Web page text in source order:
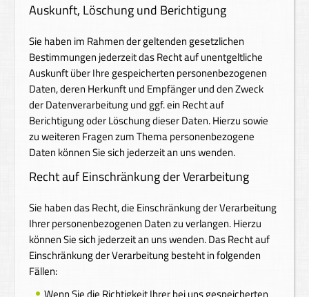
Auskunft, Löschung und Berichtigung
Sie haben im Rahmen der geltenden gesetzlichen
Bestimmungen jederzeit das Recht auf unentgeltliche
Auskunft über Ihre gespeicherten personenbezogenen
Daten, deren Herkunft und Empfänger und den Zweck
der Datenverarbeitung und ggf. ein Recht auf
Berichtigung oder Löschung dieser Daten. Hierzu sowie
zu weiteren Fragen zum Thema personenbezogene
Daten können Sie sich jederzeit an uns wenden.
Recht auf Einschränkung der Verarbeitung
Sie haben das Recht, die Einschränkung der Verarbeitung
Ihrer personenbezogenen Daten zu verlangen. Hierzu
können Sie sich jederzeit an uns wenden. Das Recht auf
Einschränkung der Verarbeitung besteht in folgenden
Fällen: